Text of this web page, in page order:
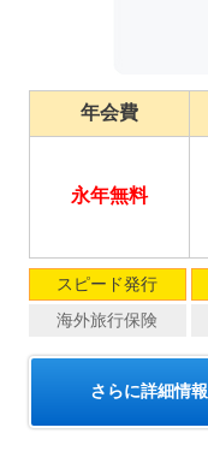
年会費
永年無料
スピード発行
海外旅行保険
さらに詳細情報